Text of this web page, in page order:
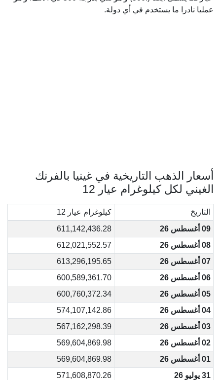
عمليا نادرا ما يستخدم في أي دولة.
أسعار الذهب التاريخية في غينيا بالفرنك
الغيني لكل كيلوغرام عيار 12
التاريخ
كيلوغرام عيار 12
09 أغسطس 26
611,142,436.28
08 أغسطس 26
612,021,552.57
07 أغسطس 26
613,296,195.65
06 أغسطس 26
600,589,361.70
05 أغسطس 26
600,760,372.34
04 أغسطس 26
574,107,142.86
03 أغسطس 26
567,162,298.39
02 أغسطس 26
569,604,869.98
01 أغسطس 26
569,604,869.98
31 يوليو 26
571,608,870.26